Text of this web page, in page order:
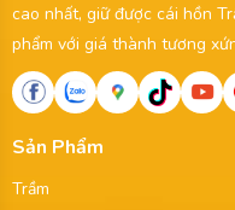
cao nhất, giữ được cái hồn
phẩm với giá thành tương
Sản Phẩm
Trầm